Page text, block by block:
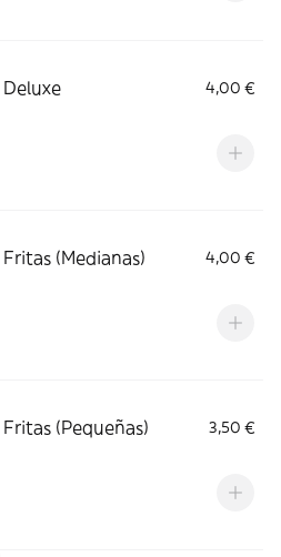
4,00 €
(Medianas)
4,00 €
(Pequeñas)
3,50 €